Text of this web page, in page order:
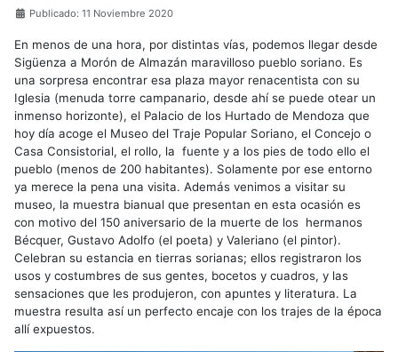
Publicado: 11 Noviembre 2020
En menos de una hora, por distintas vías, podemos llegar desde
Sigüenza a Morón de Almazán maravilloso pueblo soriano. Es
una sorpresa encontrar esa plaza mayor renacentista con su
Iglesia (menuda torre campanario, desde ahí se puede otear un
inmenso horizonte), el Palacio de los Hurtado de Mendoza que
hoy día acoge el Museo del Traje Popular Soriano, el Concejo o
Casa Consistorial, el rollo, la fuente y a los pies de todo ello el
pueblo (menos de 200 habitantes). Solamente por ese entorno
ya merece la pena una visita. Además venimos a visitar su
museo, la muestra bianual que presentan en esta ocasión es
con motivo del 150 aniversario de la muerte de los hermanos
Bécquer, Gustavo Adolfo (el poeta) y Valeriano (el pintor).
Celebran su estancia en tierras sorianas; ellos registraron los
usos y costumbres de sus gentes, bocetos y cuadros, y las
sensaciones que les produjeron, con apuntes y literatura. La
muestra resulta así un perfecto encaje con los trajes de la época
allí expuestos.